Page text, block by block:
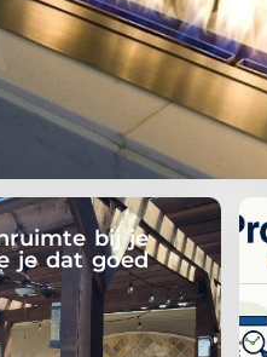
bij je
je dat goed